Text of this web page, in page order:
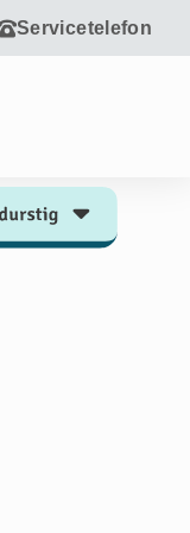
Servicetelefon